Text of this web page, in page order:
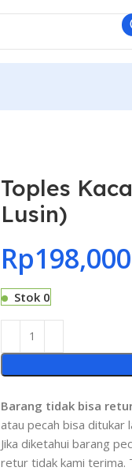
Toples
Lusin)
Rp198,000
Stok 0
Barang tidak bisa
atau pecah bisa ditukar
Jika diketahui barang
retur tidak kami terima.